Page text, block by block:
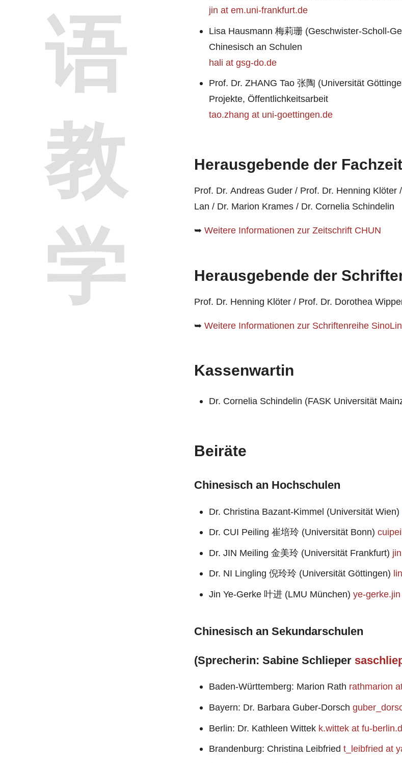
语
教
学
jin at em.uni-frankfurt.de
Lisa Hausmann 梅莉珊 (Geschwister-Scholl-
Chinesisch an Schulen
hali at gsg-do.de
Prof. Dr. ZHANG Tao 张陶 (Universität
Projekte, Öffentlichkeitsarbeit
tao.zhang at uni-goettingen.de
Herausgebende der
Prof. Dr. Andreas Guder / Prof. Dr. Henning
Lan / Dr. Marion Krames / Dr. Cornelia Schindelin
➥ Weitere Informationen zur Zeitschrift CHUN
Herausgebende der
Prof. Dr. Henning Klöter / Prof. Dr. Dorothea
➥ Weitere Informationen zur Schriftenreihe
Kassenwartin
Dr. Cornelia Schindelin (FASK Universität
Beiräte
Chinesisch an Hochschulen
Dr. Christina Bazant-Kimmel (Universität Wien)
Dr. CUI Peiling 崔培玲 (Universität Bonn)
Dr. JIN Meiling 金美玲 (Universität Frankfurt)
Dr. NI Lingling 倪玲玲 (Universität Göttingen)
Jin Ye-Gerke 叶进 (LMU München) ye-
Chinesisch an Sekundarschulen
(Sprecherin: Sabine Schlieper
Baden-Württemberg: Marion Rath rathmarion
Bayern: Dr. Barbara Guber-Dorsch
Berlin: Dr. Kathleen Wittek k.wittek at fu-
Brandenburg: Christina Leibfried t_leibfried at